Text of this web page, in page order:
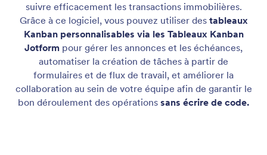
suivre efficacement les transactions immobilières.
Grâce à ce logiciel, vous pouvez utiliser des tableaux
Kanban personnalisables via les Tableaux Kanban
Jotform pour gérer les annonces et les échéances,
automatiser la création de tâches à partir de
formulaires et de flux de travail, et améliorer la
collaboration au sein de votre équipe afin de garantir le
bon déroulement des opérations sans écrire de code.